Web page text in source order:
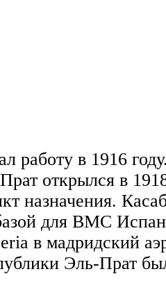
работу в 1916
открылся в
назначения.
для ВМС
в мадридский
Эль-Прат